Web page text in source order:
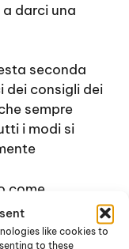
like cookies to
to these
darci una
seconda
consigli dei
sempre
i modi si
come
consigli
della